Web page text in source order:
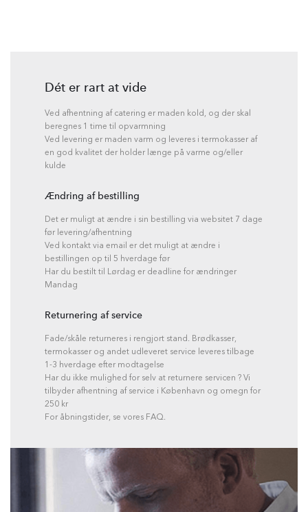
Dét er rart at vide
Ved afhentning af catering er maden kold, og der skal
beregnes 1 time til opvarmning
Ved levering er maden varm og leveres i termokasser af
en god kvalitet der holder længe på varme og/eller
kulde
Ændring af bestilling
Det er muligt at ændre i sin bestilling via websitet 7 dage
før levering/afhentning
Ved kontakt via email er det muligt at ændre i
bestillingen op til 5 hverdage før
Har du bestilt til Lørdag er deadline for ændringer
Mandag
Returnering af service
Fade/skåle returneres i rengjort stand. Brødkasser,
termokasser og andet udleveret service leveres tilbage
1-3 hverdage efter modtagelse
Har du ikke mulighed for selv at returnere servicen ? Vi
tilbyder afhentning af service i København og omegn for
250 kr
For åbningstider, se vores FAQ.